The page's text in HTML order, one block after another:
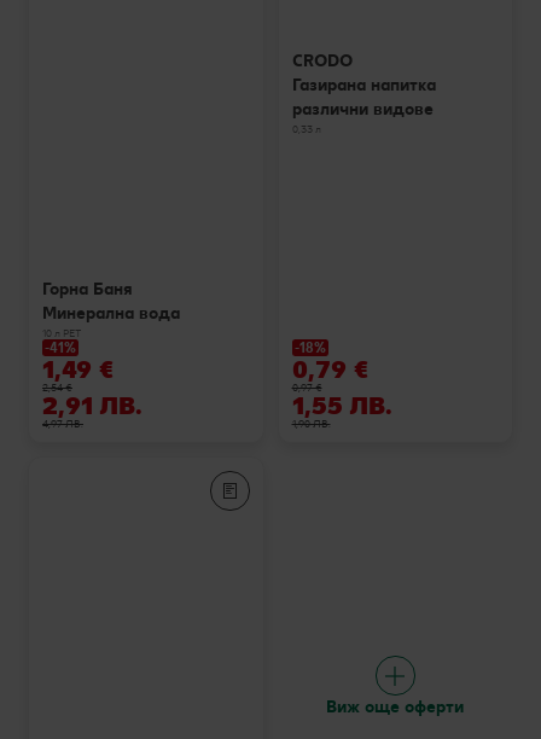
Горна Баня
Минерална вода
10 л РЕТ
-41%
1,49 €
2,54 €
2,91 ЛВ.
4,97 ЛВ.
CRODO
Газирана напитка
различни видове
0,33 л
-18%
0,79 €
0,97 €
1,55 ЛВ.
1,90 ЛВ.
Виж още оферти